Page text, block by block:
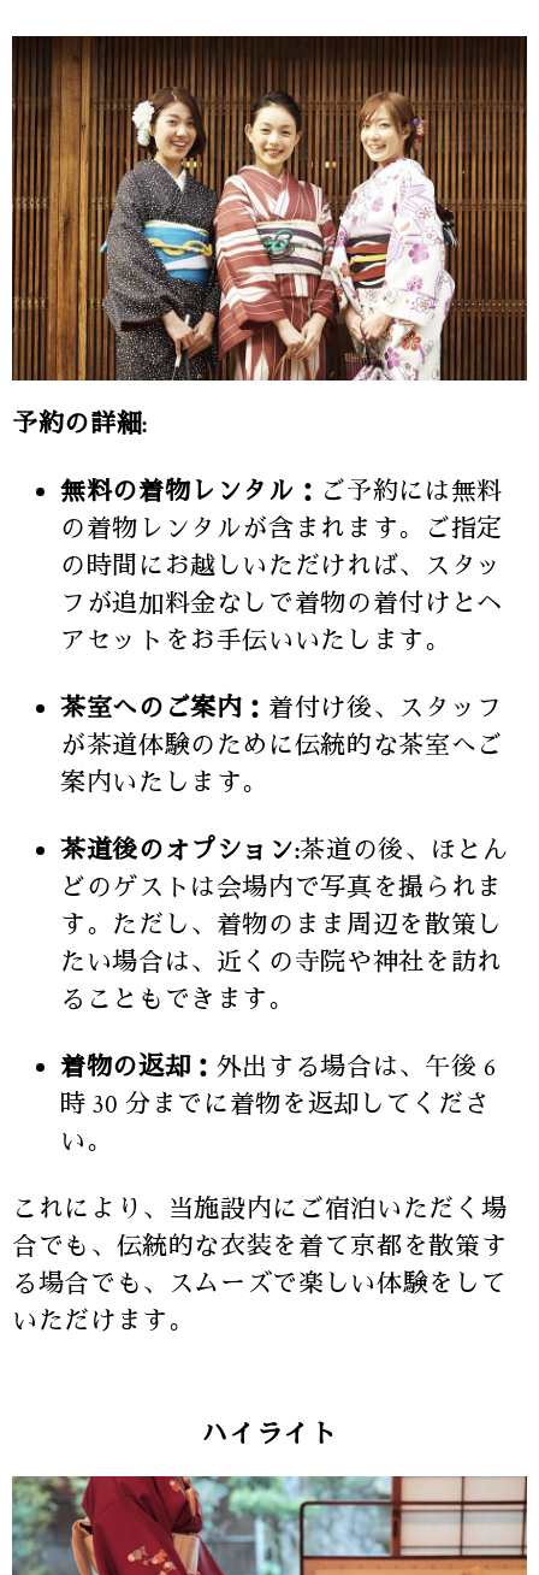
予約の詳細:
無料の着物レンタル： ご予約には無料
の着物レンタルが含まれます。ご指定
の時間にお越しいただければ、スタッ
フが追加料金なしで着物の着付けとヘ
アセットをお手伝いいたします。
茶室へのご案内： 着付け後、スタッフ
が茶道体験のために伝統的な茶室へご
案内いたします。
茶道後のオプション:茶道の後、ほとん
どのゲストは会場内で写真を撮られま
す。ただし、着物のまま周辺を散策し
たい場合は、近くの寺院や神社を訪れ
ることもできます。
着物の返却： 外出する場合は、午後 6
時 30 分までに着物を返却してくださ
い。
これにより、当施設内にご宿泊いただく場
合でも、伝統的な衣装を着て京都を散策す
る場合でも、スムーズで楽しい体験をして
いただけます。
ハイライト